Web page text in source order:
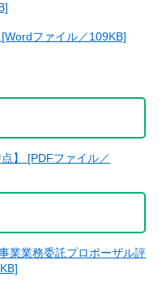
ファイル／109KB]
】 [PDFファイル／
業業務委託プロポーザル評